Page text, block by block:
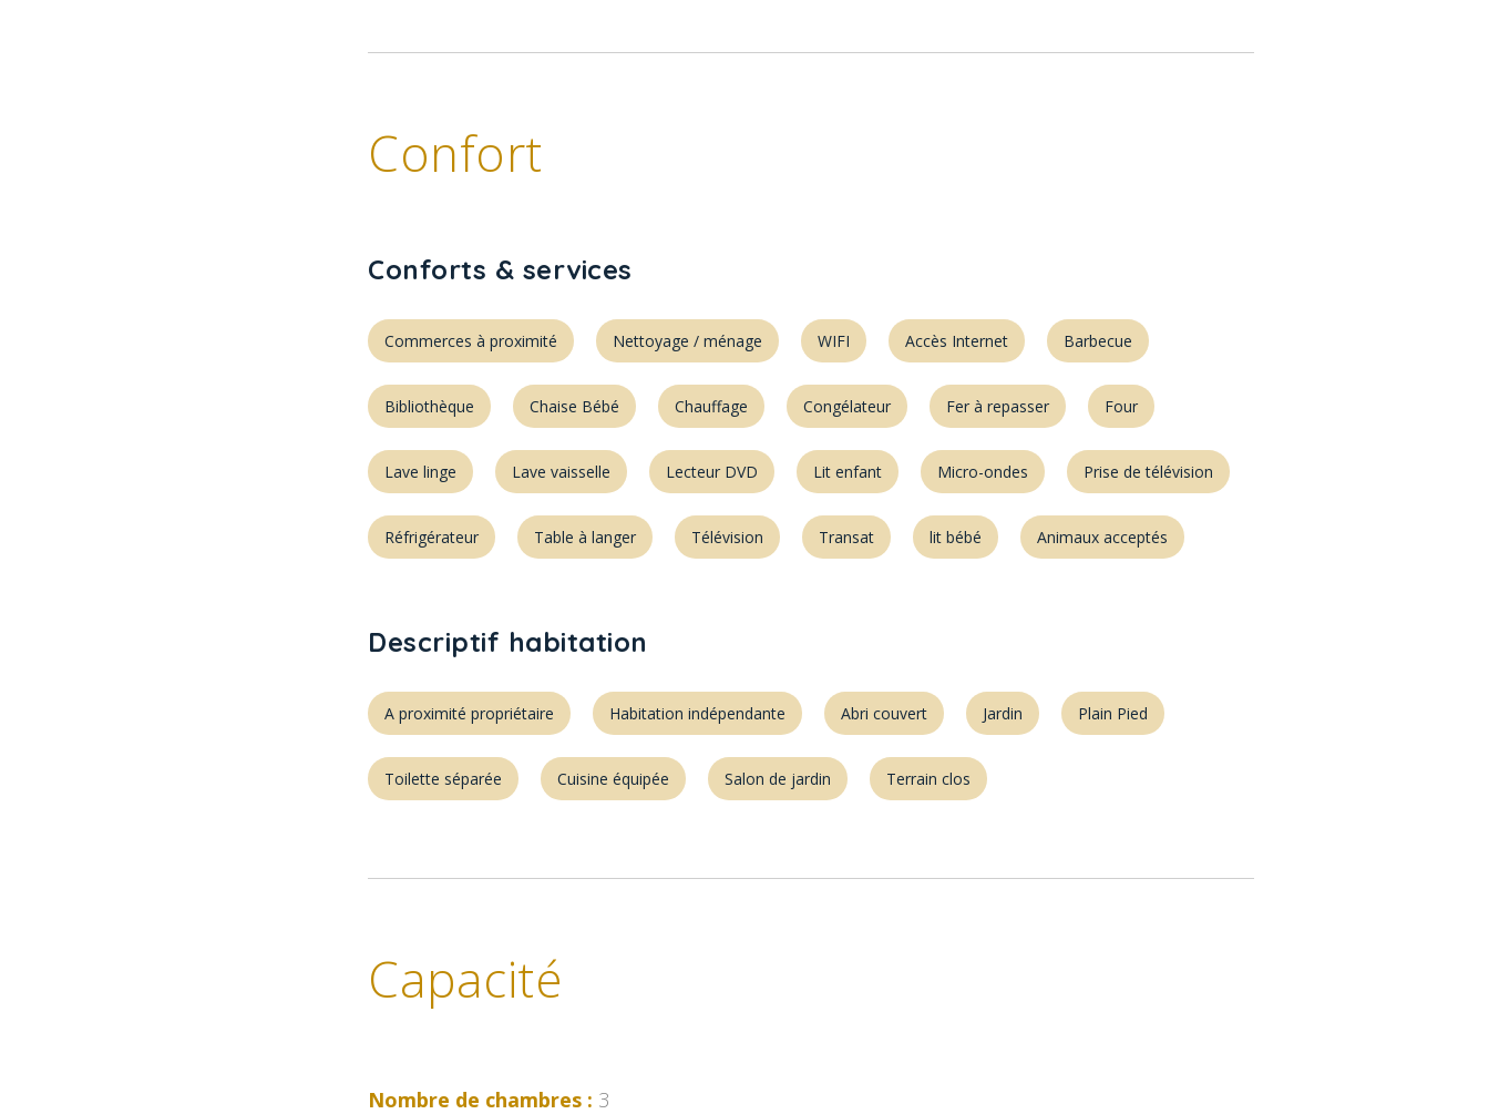
Confort
Conforts & services
Commerces à proximité Nettoyage / ménage WIFI Accès Internet Barbecue
Bibliothèque Chaise Bébé Chauffage Congélateur Fer à repasser Four
Lave linge Lave vaisselle Lecteur DVD Lit enfant Micro-ondes Prise de télévision
Réfrigérateur Table à langer Télévision Transat lit bébé Animaux acceptés
Descriptif habitation
A proximité propriétaire Habitation indépendante Abri couvert Jardin Plain Pied
Toilette séparée Cuisine équipée Salon de jardin Terrain clos
Capacité
Nombre de chambres : 3